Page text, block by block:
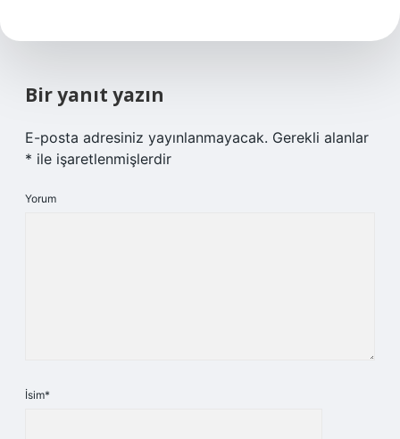
Bir yanıt yazın
E-posta adresiniz yayınlanmayacak. Gerekli alanlar
* ile işaretlenmişlerdir
Yorum
İsim*